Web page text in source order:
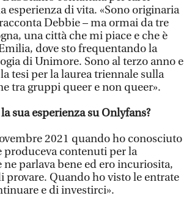
esperienza di vita. «Sono originaria
Debbie – ma ormai da tre
una città che mi piace e che è
dove sto frequentando la
di Unimore. Sono al terzo anno e
tesi per la laurea triennale sulla
tra gruppi queer e non queer».
sua esperienza su Onlyfans?
2021 quando ho conosciuto
produceva contenuti per la
parlava bene ed ero incuriosita,
provare. Quando ho visto le entrate
e di investirci».